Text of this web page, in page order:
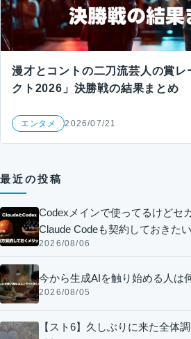
漫才とコントの二刀流芸人の賞
クト2026」決勝戦の結果まとめ
エンタメ 2026/07/21
最近の投稿
Codexメインで使ってるけどセ
Claude Codeも契約しておきたい
2026/08/06
今から生成AIを触り始める人は
2026/08/05
【スト6】久しぶりに来た全体